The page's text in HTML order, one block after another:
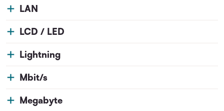
LAN
LCD / LED
Lightning
Mbit/s
Megabyte